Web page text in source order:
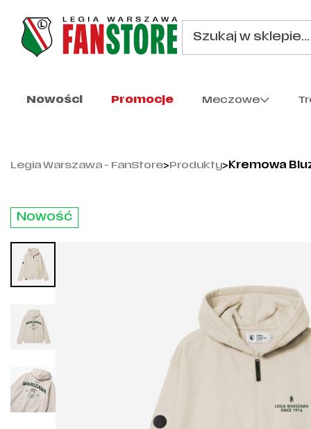
Nowości Promocje Meczowe
Legia Warszawa - FanStore>Produkty>Kremowa
Nowość